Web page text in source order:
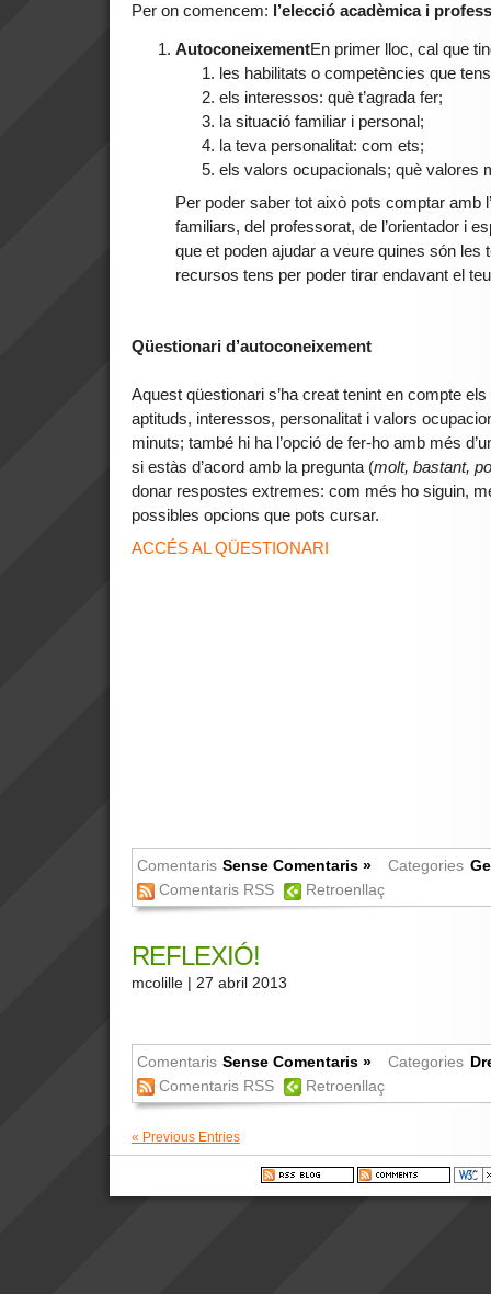
Per on comencem: l’elecció acadèmica i
AutoconeixementEn primer lloc, cal que
les habilitats o competències que
els interessos: què t’agrada fer;
la situació familiar i personal;
la teva personalitat: com ets;
els valors ocupacionals; què valores
Per poder saber tot això pots comptar amb
familiars, del professorat, de l’orientador i
que et poden ajudar a veure quines són les
recursos tens per poder tirar endavant el
Qüestionari d’autoconeixement
Aquest qüestionari s’ha creat tenint en compte
aptituds, interessos, personalitat i valors
minuts; també hi ha l’opció de fer-ho amb més
si estàs d’acord amb la pregunta (molt, bastant,
donar respostes extremes: com més ho siguin,
possibles opcions que pots cursar.
ACCÉS AL QÜESTIONARI
Comentaris Sense Comentaris » Categories
Comentaris RSS
Retroenllaç
REFLEXIÓ!
mcolille | 27 abril 2013
Comentaris Sense Comentaris » Categories
Comentaris RSS
Retroenllaç
« Previous Entries